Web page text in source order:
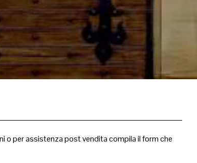
o per assistenza post vendita compila il form che